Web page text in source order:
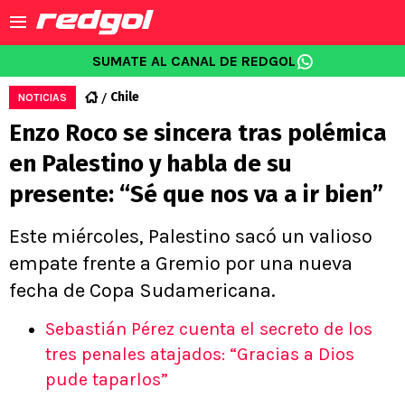
SUMATE AL CANAL DE REDGOL
NOTICIAS Chile
Enzo Roco se sincera tras polémica
en Palestino y habla de su
presente: “Sé que nos va a ir bien”
Este miércoles, Palestino sacó un valioso
empate frente a Gremio por una nueva
fecha de Copa Sudamericana.
Sebastián Pérez cuenta el secreto de los
tres penales atajados: “Gracias a Dios
pude taparlos”